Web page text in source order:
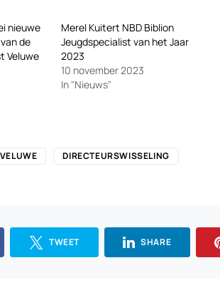
nieuwe
de
Veluwe
Merel Kuitert NBD Biblion
Jeugdspecialist van het Jaar
2023
10 november 2023
In "Nieuws"
DIRECTEURSWISSELING
TWEET SHARE